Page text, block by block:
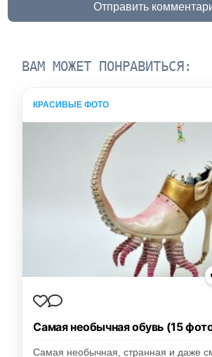
Отправить
ВАМ МОЖЕТ ПОНРАВИТЬСЯ:
КРАСИВЫЕ ФОТО
Самая необычная обувь (15
Самая необычная, странная и даже